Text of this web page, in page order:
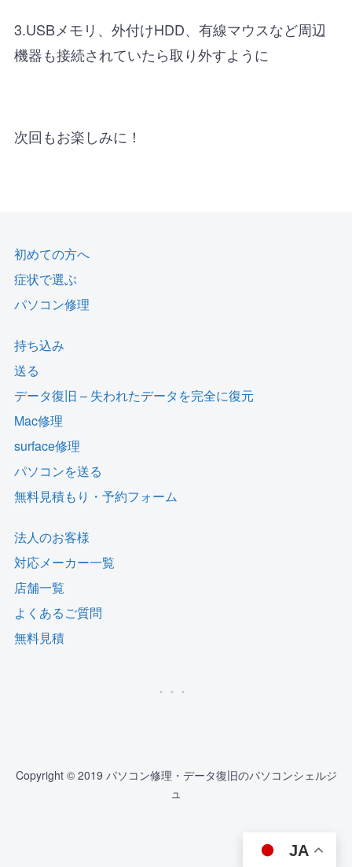
3.USBメモリ、外付けHDD、有線マウスなど周辺
機器も接続されていたら取り外すように
次回もお楽しみに！
初めての方へ
症状で選ぶ
パソコン修理
持ち込み
送る
データ復旧 – 失われたデータを完全に復元
Mac修理
surface修理
パソコンを送る
無料見積もり・予約フォーム
法人のお客様
対応メーカー一覧
店舗一覧
よくあるご質問
無料見積
Copyright © 2019 パソコン修理・データ復旧のパソコンシェルジ
ュ
JA